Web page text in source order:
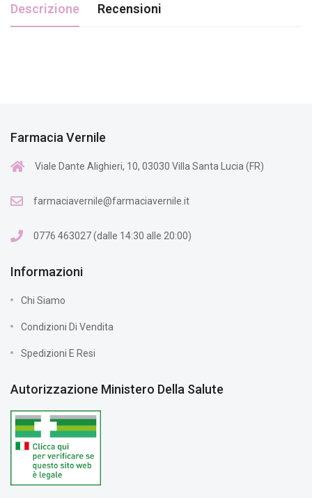
Descrizione Recensioni
Farmacia Vernile
Viale Dante Alighieri, 10, 03030 Villa Santa Lucia (FR)
farmaciavernile@farmaciavernile.it
0776 463027 (dalle 14:30 alle 20:00)
Informazioni
Chi Siamo
Condizioni Di Vendita
Spedizioni E Resi
Autorizzazione Ministero Della Salute